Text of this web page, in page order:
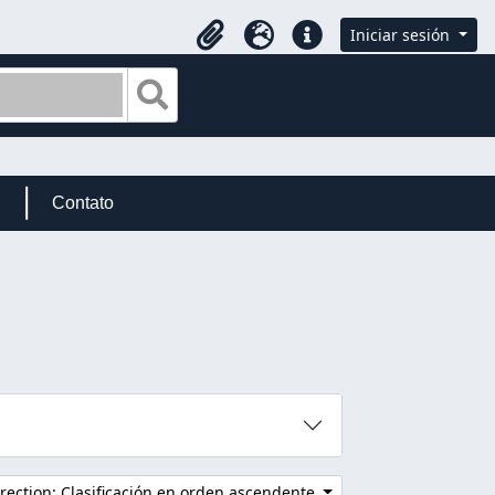
Portapapeles
IdiomaEnlaces rápidos
Iniciar sesión
Contato